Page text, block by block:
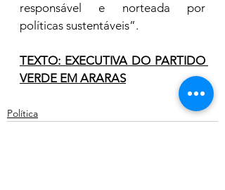
responsável e norteada por
políticas sustentáveis”.
TEXTO: EXECUTIVA DO PARTIDO
VERDE EM ARARAS
Política